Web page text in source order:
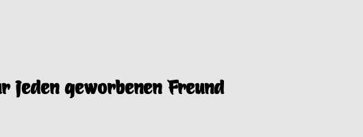
jeden geworbenen Freund